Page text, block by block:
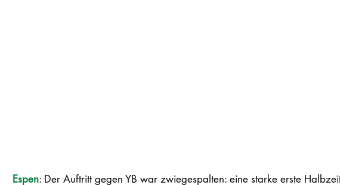
Espen: Der Auftritt gegen YB war zwiegespalten: eine starke erste